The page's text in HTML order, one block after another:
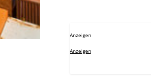
Anzeigen
Anzeigen